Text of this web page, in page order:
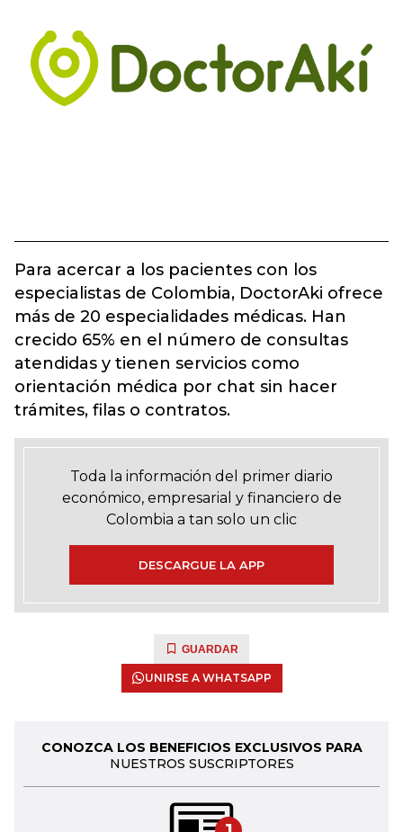
Para acercar a los pacientes con los
especialistas de Colombia, DoctorAki ofrece
más de 20 especialidades médicas. Han
crecido 65% en el número de consultas
atendidas y tienen servicios como
orientación médica por chat sin hacer
trámites, filas o contratos.
Toda la información del primer diario
económico, empresarial y financiero de
Colombia a tan solo un clic
DESCARGUE LA APP
GUARDAR
UNIRSE A WHATSAPP
CONOZCA LOS BENEFICIOS EXCLUSIVOS PARA
NUESTROS SUSCRIPTORES